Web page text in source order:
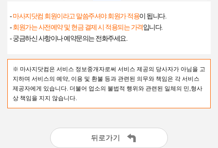
-마사지닷컴 회원이라고 말씀주셔야 회원가 적용이 됩니다.
-회원가는 사전예약 및 현금 결제 시 적용되는 가격입니다.
- 궁금하신 사항이나 예약문의는 전화주세요.
※ 마사지닷컴은 서비스 정보중개자로써 서비스 제공의 당사자가 아님을 고
지하며 서비스의 예약, 이용 및 환불 등과 관련된 의무와 책임은 각 서비스
제공자에게 있습니다. 더불어 업소의 불법적 행위와 관련된 일체의 민,형사
상 책임을 지지 않습니다.
뒤로가기